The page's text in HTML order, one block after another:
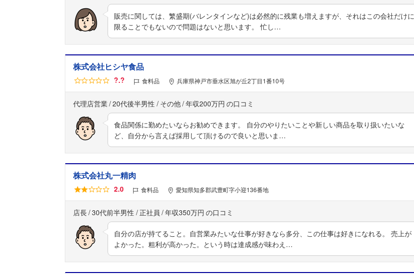
販売に関しては、繁盛期(バレンタインなど)は必然的に残業も増えますが、それはこの会社だけに
限ることでもないので問題はないと思います。 忙し…
株式会社ヒシヤ食品
?.? 食料品 兵庫県神戸市垂水区旭が丘2丁目1番10号
代理店営業 20代後半男性 その他 年収200万円
食品関係に勤めたいならお勧めできます。 自分のやりたいことや新しい商品を取り扱いたいな
ど、自分から言えば採用して頂けるので良いと思いま…
株式会社丸一精肉
2.0 食料品 愛知県知多郡武豊町字小迎136番地
店長 30代前半男性 正社員 年収350万円
自分の店が持てること。自営業みたいな仕事が好きなら多分、この仕事は好きになれる。 売上が
よかった。粗利が高かった。という時は達成感が味わえ…